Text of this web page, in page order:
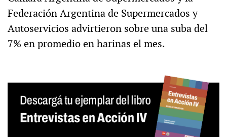
Federación Argentina de Supermercados y
Autoservicios advirtieron sobre una suba del
7% en promedio en harinas el mes.